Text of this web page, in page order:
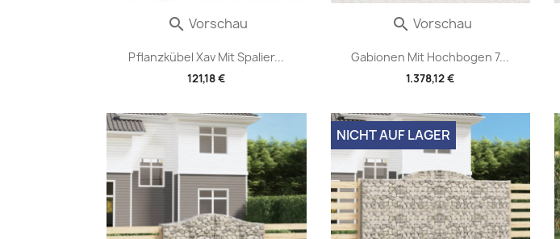
Pflanzkübel Xav Mit Spalier...
121,18 €
 Vorschau
Gabionen Mit Hochbogen 7...
1.378,12 €
 Vorschau
NICHT AUF LAGER